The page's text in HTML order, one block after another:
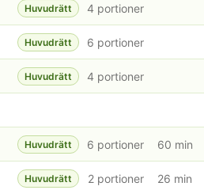
Huvudrätt 4 portioner
Huvudrätt 6 portioner
Huvudrätt 4 portioner
Huvudrätt 6 portioner 60 min
Huvudrätt 2 portioner 26 min